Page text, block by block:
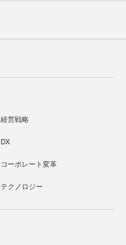
経営戦略
DX
コーポレート変革
テクノロジー